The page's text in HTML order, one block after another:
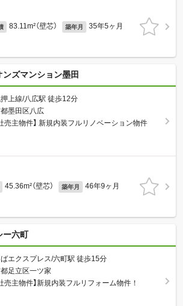
83.11m²（壁芯） 築年月 35年5ヶ月
ンズマンション墨田
上線/八広駅 徒歩12分
墨田区八広
社売主物件】 新規内装フルリノベーション物件
45.36m²（壁芯） 築年月 46年9ヶ月
ー六町
エクスプレス/六町駅 徒歩15分
足立区一ツ家
売主物件】新規内装フルリフォーム物件！